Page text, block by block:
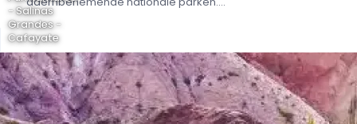
- Salinas
Grandes -
Cafayate